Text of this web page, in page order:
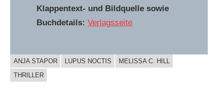
Klappentext- und Bildquelle sowie
Buchdetails: Verlagsseite
BUCHIGES
ANJA STAPOR LUPUS NOCTIS
MELISSA C. HILL
THRILLER